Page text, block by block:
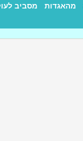
מהאגדות מסביב